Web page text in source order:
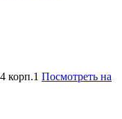
корп.1 Посмотреть на